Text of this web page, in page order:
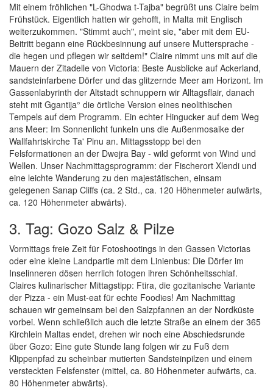
Mit einem fröhlichen "L-Ghodwa t-Tajba" begrüßt uns Claire beim
Frühstück. Eigentlich hatten wir gehofft, in Malta mit Englisch
weiterzukommen. "Stimmt auch", meint sie, "aber mit dem EU-
Beitritt begann eine Rückbesinnung auf unsere Muttersprache -
die hegen und pflegen wir seitdem!" Claire nimmt uns mit auf die
Mauern der Zitadelle von Victoria: Beste Ausblicke auf Ackerland,
sandsteinfarbene Dörfer und das glitzernde Meer am Horizont. Im
Gassenlabyrinth der Altstadt schnuppern wir Alltagsflair, danach
steht mit Ggantija° die örtliche Version eines neolithischen
Tempels auf dem Programm. Ein echter Hingucker auf dem Weg
ans Meer: Im Sonnenlicht funkeln uns die Außenmosaike der
Wallfahrtskirche Ta' Pinu an. Mittagsstopp bei den
Felsformationen an der Dwejra Bay - wild geformt von Wind und
Wellen. Unser Nachmittagsprogramm: der Fischerort Xlendi und
eine leichte Wanderung zu den majestätischen, einsam
gelegenen Sanap Cliffs (ca. 2 Std., ca. 120 Höhenmeter aufwärts,
ca. 120 Höhenmeter abwärts).
3. Tag: Gozo Salz & Pilze
Vormittags freie Zeit für Fotoshootings in den Gassen Victorias
oder eine kleine Landpartie mit dem Linienbus: Die Dörfer im
Inselinneren dösen herrlich fotogen ihren Schönheitsschlaf.
Claires kulinarischer Mittagstipp: Ftira, die gozitanische Variante
der Pizza - ein Must-eat für echte Foodies! Am Nachmittag
schauen wir gemeinsam bei den Salzpfannen an der Nordküste
vorbei. Wenn schließlich auch die letzte Straße an einem der 365
Kirchlein Maltas endet, drehen wir noch eine Abschiedsrunde
über Gozo: Eine gute Stunde lang folgen wir zu Fuß dem
Klippenpfad zu scheinbar mutierten Sandsteinpilzen und einem
versteckten Felsfenster (mittel, ca. 80 Höhenmeter aufwärts, ca.
80 Höhenmeter abwärts).